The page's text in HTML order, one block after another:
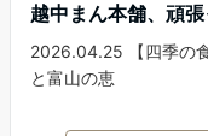
越中まん本舗、頑張
2026.04.25 【四季の
と富山の恵